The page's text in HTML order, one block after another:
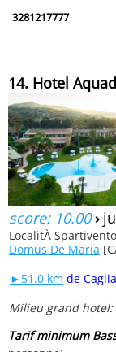
3281217777
14. Hotel
score: 10.00›
LocalitÀ
Domus De Maria
►51.0 km de
Milieu grand hotel:
Tarif minimum